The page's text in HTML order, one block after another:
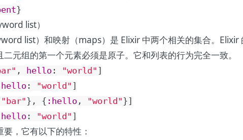
}
list）
list）和映射（maps）是 Elixir 中两个相关的集合。Elixir
元组的第一个元素必须是原子。它和列表的行为完全一致。
, hello : "world" ]
hello : "world" ]
"bar"} , { :hello , "world"}]
hello : "world" ]
，它有以下的特性：